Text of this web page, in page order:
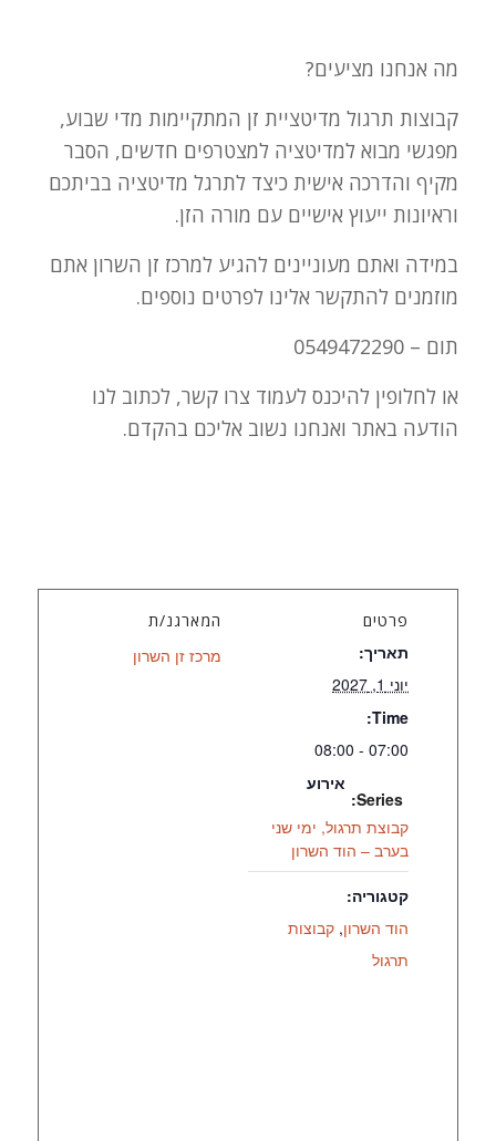
מה אנחנו מציעים?
מפגשי מבוא למדיטציה למצטרפים חדשים, הסבר
וראיונות ייעוץ אישיים עם מורה הזן.
מוזמנים להתקשר אלינו לפרטים נוספים.
תום – 0549472290
הודעה באתר ואנחנו נשוב אליכם בהקדם.
פרטים
תאריך:
יוני 1, 2027
Time:
07:00 - 08:00
Series:
קבוצת תרגול, ימי שני
בערב – הוד השרון
אירוע
קטגוריה:
הוד השרון, קבוצות
תרגול
המארגנ/ת
מרכז זן השרון